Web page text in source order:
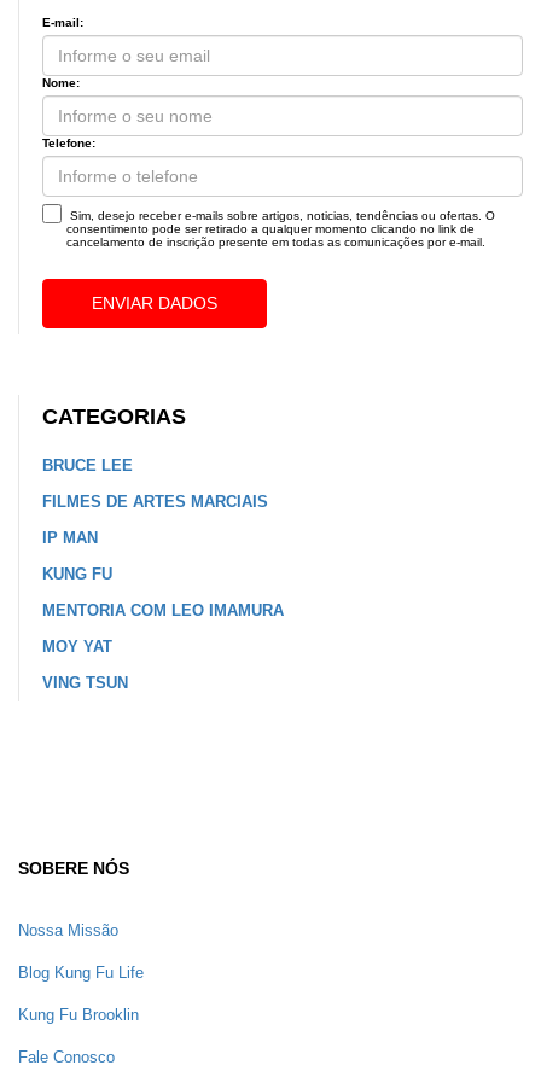
E-mail:
Nome:
Telefone:
Sim, desejo receber e-mails sobre artigos, noticias, tendências ou ofertas. O
consentimento pode ser retirado a qualquer momento clicando no link de
cancelamento de inscrição presente em todas as comunicações por e-mail.
ENVIAR DADOS
CATEGORIAS
BRUCE LEE
FILMES DE ARTES MARCIAIS
IP MAN
KUNG FU
MENTORIA COM LEO IMAMURA
MOY YAT
VING TSUN
SOBERE NÓS
Nossa Missão
Blog Kung Fu Life
Kung Fu Brooklin
Fale Conosco